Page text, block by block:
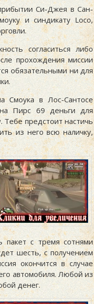
Си-Джея в Сан-
и синдикату Loco,
согласиться либо
прохождения миссии
обязательными ни для
Смоука в Лос-Сантосе
Пирс 69 деньги для
предстоит настичь
из него всю наличку,
пакет с тремя сотнями
шесть, с получением
окончится в случае
автомобиля. Любой из
денег.